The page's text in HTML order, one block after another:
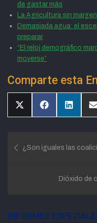
de gastar más
La Agricultura sin
Demasiada agua: el
preparar
“El reloj demográfico
moverse”
Comparte esta
CompartirCompartir
de
¿Son iguales las
Dióxido de
INFORMES